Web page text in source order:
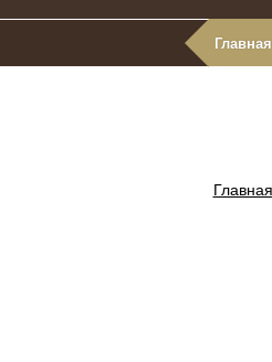
Главная
Главная